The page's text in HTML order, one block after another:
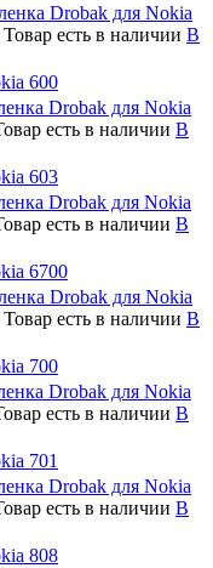
Drobak для Nokia
Товар есть в наличии В
600
Drobak для Nokia
есть в наличии В
603
Drobak для Nokia
есть в наличии В
6700
Drobak для Nokia
Товар есть в наличии В
700
Drobak для Nokia
есть в наличии В
701
Drobak для Nokia
есть в наличии В
808